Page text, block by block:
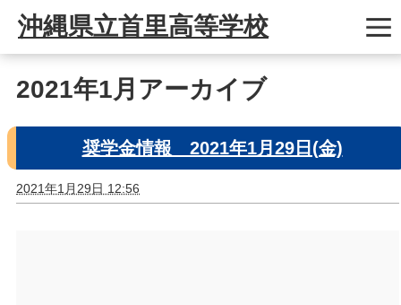
沖縄県立首里高等学校
2021年1月アーカイブ
奨学金情報 2021年1月29日(金)
2021年1月29日 12:56